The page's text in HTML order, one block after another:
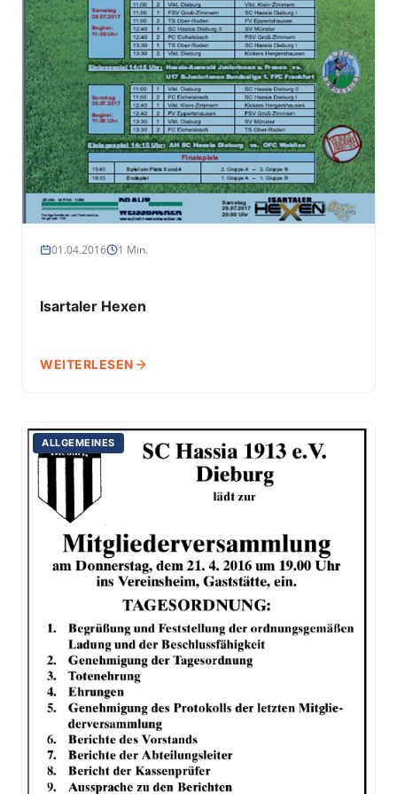
01.04.2016 1 Min.
Isartaler Hexen
WEITERLESEN
ALLGEMEINES